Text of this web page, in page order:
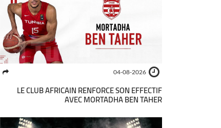
04-08-2026
LE CLUB AFRICAIN RENFORCE SON EFFECTIF
AVEC MORTADHA BEN TAHER